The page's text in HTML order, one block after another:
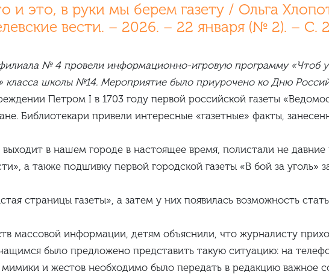
и это, в руки мы берем газету / Ольга
вести. – 2026. – 22 января (№ 2). – С.
№ 4 провели информационно-игровую программу «Чтоб
класса школы №14. Мероприятие было приурочено ко Дню
Петром I в 1703 году первой российской газеты
Библиотекари привели интересные «газетные» факты,
в нашем городе в настоящее время, полистали не­ давние
а также подшивку первой городской газеты «В бой за уголь»
страницы газеты», а затем у них появилась возможность
массовой информации, детям объяснили, что журналисту
было предложено представить такую ситуацию: на
и жестов необходимо было передать в редакцию важное